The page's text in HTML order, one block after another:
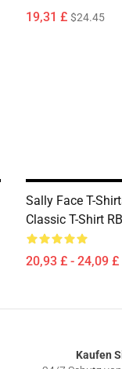
19,31 £ $24.45
Sally Face T-
Classic T-Shirt
20,93 £ - 24,09 £
Kaufen